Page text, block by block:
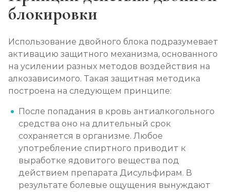
Лечение алкоголизма в стационаре (сутки)
от 2 500 ₽ Записаться
Лечение пивного алкоголизма
Записаться
Лечение винного алкоголизма
Лечение подросткового алкоголизма
от 3 200 ₽ Записаться
блокировки
Использование двойного блока подразумевает
активацию защитного механизма, основанного
на усилении разных методов воздействия на
алкозависимого. Такая защитная методика
построена на следующем принципе:
После попадания в кровь антиалкогольного
средства оно на длительный срок
сохраняется в организме. Любое
употребление спиртного приводит к
выработке ядовитого вещества под
действием препарата Дисульфирам. В
результате болевые ощущения вынуждают